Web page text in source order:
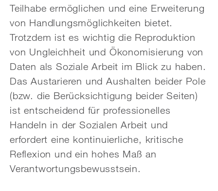
Teilhabe ermöglichen und eine Erweiterung
von Handlungsmöglichkeiten bietet.
Trotzdem ist es wichtig die Reproduktion
von Ungleichheit und Ökonomisierung von
Daten als Soziale Arbeit im Blick zu haben.
Das Austarieren und Aushalten beider Pole
(bzw. die Berücksichtigung beider Seiten)
ist entscheidend für professionelles
Handeln in der Sozialen Arbeit und
erfordert eine kontinuierliche, kritische
Reflexion und ein hohes Maß an
Verantwortungsbewusstsein.